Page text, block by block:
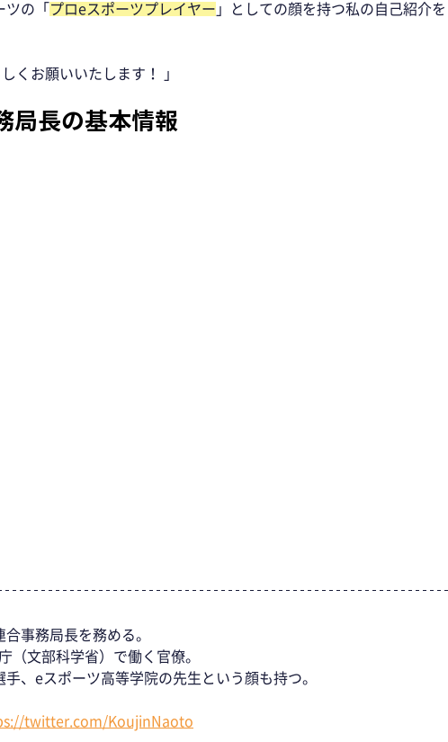
ツの「プロeスポーツプレイヤー 」としての顔を持つ私の自己紹介
くお願いいたします！ 」
局長の基本情報
事務局長を務める。
（文部科学省）で働く官僚。
手、eスポーツ高等学院の先生という顔も持つ。
twitter.com/KoujinNaoto